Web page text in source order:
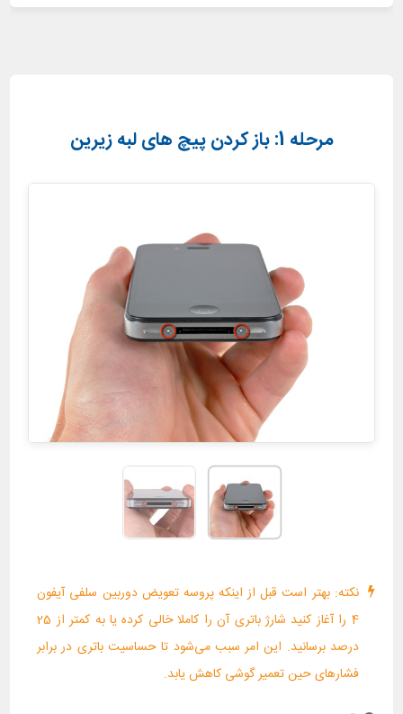
مرحله 1: باز کردن پیچ های لبه زیرین
نکته: بهتر است قبل از اینکه پروسه تعویض دوربین سلفی آیفون
4 را آغاز کنید شارژ باتری آن را کاملا خالی کرده یا به کمتر از 25
درصد برسانید. این امر سبب می‌شود تا حساسیت باتری در برابر
فشارهای حین تعمیر گوشی کاهش یابد.